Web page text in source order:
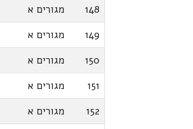
148
מגורים א
149
מגורים א
150
מגורים א
151
מגורים א
152
מגורים א